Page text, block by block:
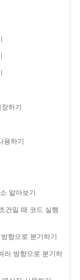
하기
용하기
알아보기
건일 때 코드 실행
향으로 분기하기
러 방향으로 분기하